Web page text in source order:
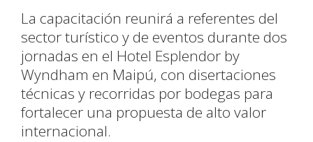
La capacitación reunirá a referentes del
sector turístico y de eventos durante dos
jornadas en el Hotel Esplendor by
Wyndham en Maipú, con disertaciones
técnicas y recorridas por bodegas para
fortalecer una propuesta de alto valor
internacional.